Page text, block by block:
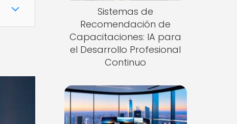
Sistemas de
Recomendación de
Capacitaciones: IA para
el Desarrollo Profesional
Continuo